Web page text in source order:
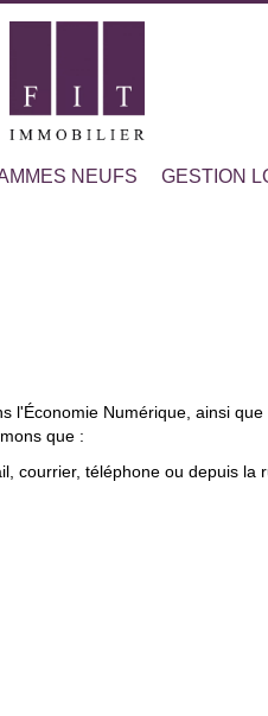
NEUFS GESTION
Numérique, ainsi
que :
courrier, téléphone ou depuis la